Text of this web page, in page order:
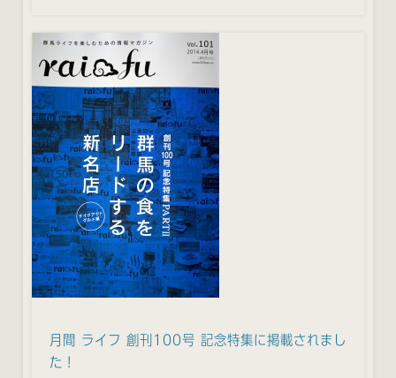
月間 ライフ 創刊100号 記念特集に掲載されまし
た！